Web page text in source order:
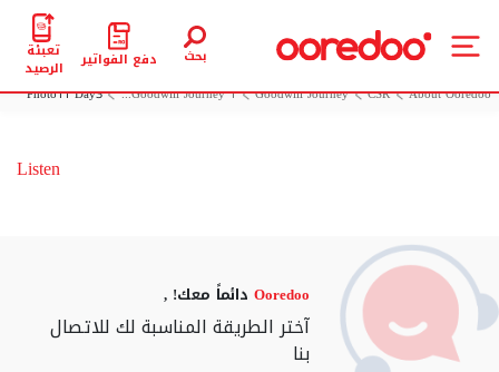
بحث دفع الفواتير تعبئة
الرصيد
About Ooredoo
CSR
Goodwill Journey
Goodwill Journey 1...
Photo11 Day3
Listen
Ooredoo دائماً معك! ,
آختر الطريقة المناسبة لك للاتصال
بنا